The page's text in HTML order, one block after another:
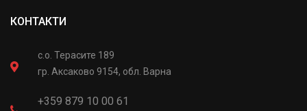
КОНТАКТИ
с.о. Терасите 189
гр. Аксаково 9154, обл. Варна
+359 879 10 00 61